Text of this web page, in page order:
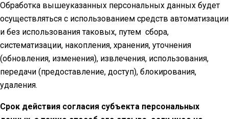
Обработка вышеуказанных персональных данных будет
осуществляться с использованием средств автоматизации
и без использования таковых, путем сбора,
систематизации, накопления, хранения, уточнения
(обновления, изменения), извлечения, использования,
передачи (предоставление, доступ), блокирования,
удаления.
Срок действия согласия субъекта персональных